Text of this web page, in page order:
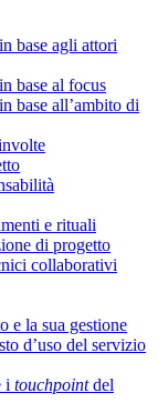
base agli attori
base al focus
base all’ambito di
e rituali
di progetto
collaborativi
e la sua gestione
d’uso del servizio
i touchpointdel